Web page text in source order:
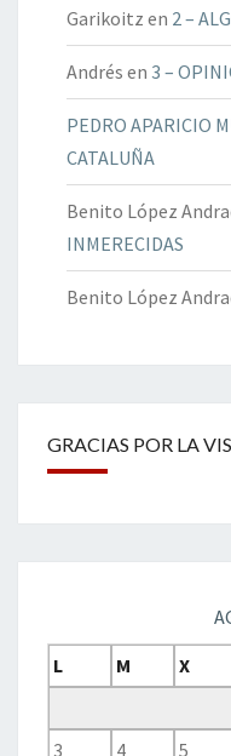
Garikoitz en 2 –
Andrés en 3 –
PEDRO APARICIO
CATALUÑA
Benito López
INMERECIDAS
Benito López
GRACIAS POR LA
L
M X
3
4 5